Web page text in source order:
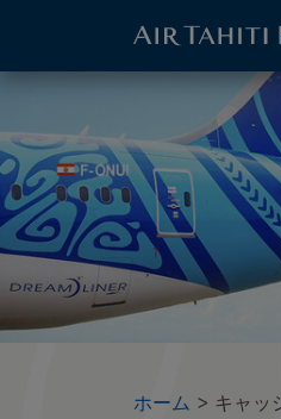
ン
コ
ン
テ
ン
ツ
進
ー
ジ
パ
ホーム キャッ